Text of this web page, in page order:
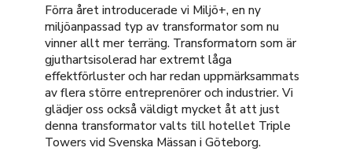
Förra året introducerade vi Miljö+, en ny
miljöanpassad typ av transformator som nu
vinner allt mer terräng. Transformatorn som är
gjuthartsisolerad har extremt låga
effektförluster och har redan uppmärksammats
av flera större entreprenörer och industrier. Vi
glädjer oss också väldigt mycket åt att just
denna transformator valts till hotellet Triple
Towers vid Svenska Mässan i Göteborg.